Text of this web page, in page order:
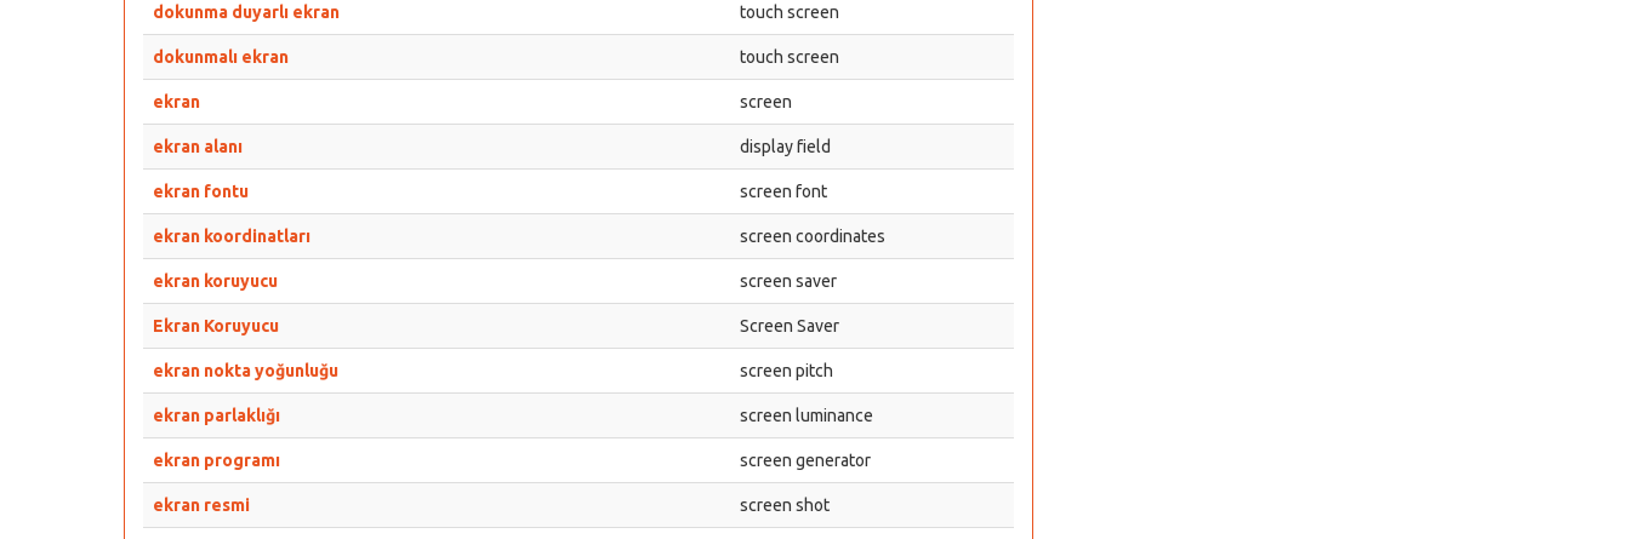
dokunma duyarlı ekran touch screen
dokunmalı ekran touch screen
ekran screen
ekran alanı display field
ekran fontu screen font
ekran koordinatları screen coordinates
ekran koruyucu screen saver
Ekran Koruyucu Screen Saver
ekran nokta yoğunluğu screen pitch
ekran parlaklığı screen luminance
ekran programı screen generator
ekran resmi screen shot